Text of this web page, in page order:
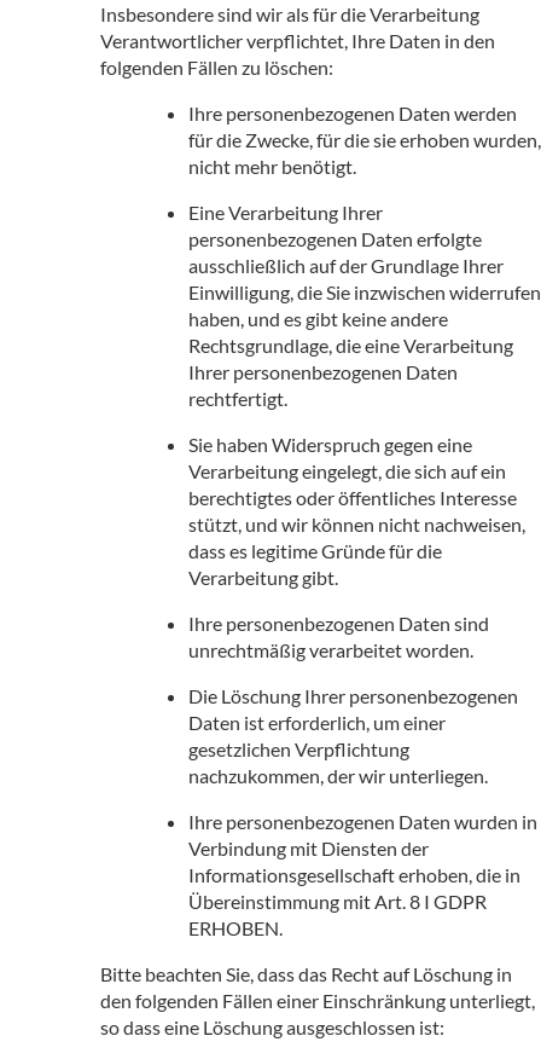
Insbesondere sind wir als für die Verarbeitung
Verantwortlicher verpflichtet, Ihre Daten in den
folgenden Fällen zu löschen:
Ihre personenbezogenen Daten werden
für die Zwecke, für die sie erhoben wurden,
nicht mehr benötigt.
Eine Verarbeitung Ihrer
personenbezogenen Daten erfolgte
ausschließlich auf der Grundlage Ihrer
Einwilligung, die Sie inzwischen widerrufen
haben, und es gibt keine andere
Rechtsgrundlage, die eine Verarbeitung
Ihrer personenbezogenen Daten
rechtfertigt.
Sie haben Widerspruch gegen eine
Verarbeitung eingelegt, die sich auf ein
berechtigtes oder öffentliches Interesse
stützt, und wir können nicht nachweisen,
dass es legitime Gründe für die
Verarbeitung gibt.
Ihre personenbezogenen Daten sind
unrechtmäßig verarbeitet worden.
Die Löschung Ihrer personenbezogenen
Daten ist erforderlich, um einer
gesetzlichen Verpflichtung
nachzukommen, der wir unterliegen.
Ihre personenbezogenen Daten wurden in
Verbindung mit Diensten der
Informationsgesellschaft erhoben, die in
Übereinstimmung mit Art. 8 I GDPR
ERHOBEN.
Bitte beachten Sie, dass das Recht auf Löschung in
den folgenden Fällen einer Einschränkung unterliegt,
so dass eine Löschung ausgeschlossen ist: